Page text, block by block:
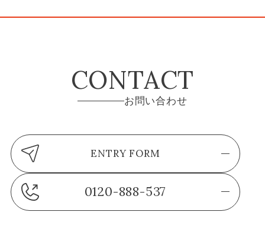
CONTACT
お問い合わせ
ENTRY FORM
0120-888-537